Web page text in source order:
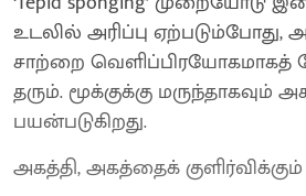
உடலில் அரிப்பு ஏற்படும்போது,
சாற்றை
தரும். மூக்குக்கு மருந்தாகவும்
பயன்படுகிறது.
அகத்தி, அகத்தைக்